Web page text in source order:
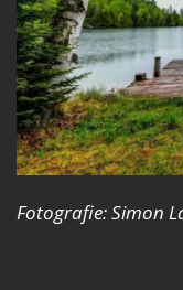
Fotografie: Simon